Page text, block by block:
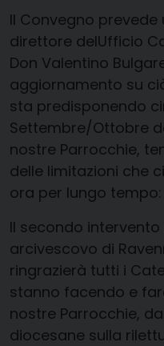
Il Convegno
direttore delUfficio
Don Valentino
aggiornamento su
sta predisponendo
Settembre/Ottobre
nostre Parrocchie,
delle limitazioni che
ora per lungo tempo:
Il secondo
arcivescovo di
ringrazierà tutti i
stanno facendo e
nostre Parrocchie,
diocesane sulla